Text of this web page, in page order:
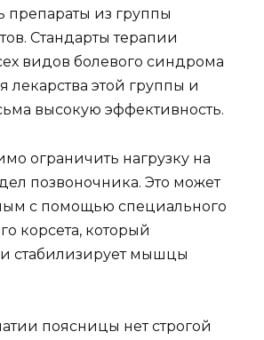
препараты из группы
Стандарты терапии
видов болевого синдрома
лекарства этой группы и
высокую эффективность.
ограничить нагрузку на
позвоночника. Это может
с помощью специального
корсета, который
стабилизирует мышцы
поясницы нет строгой